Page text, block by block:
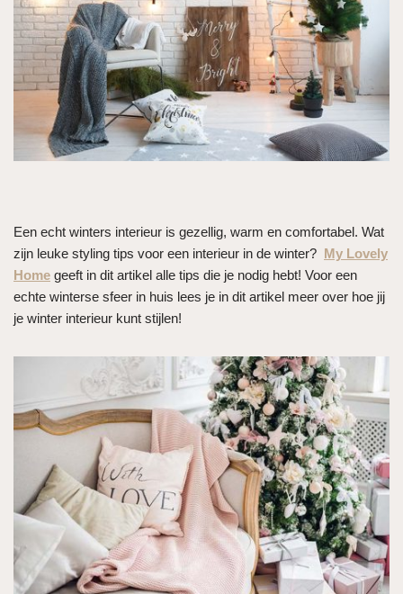
Een echt winters interieur is gezellig, warm en comfortabel. Wat
zijn leuke styling tips voor een interieur in de winter? My Lovely
Home geeft in dit artikel alle tips die je nodig hebt! Voor een
echte winterse sfeer in huis lees je in dit artikel meer over hoe jij
je winter interieur kunt stijlen!